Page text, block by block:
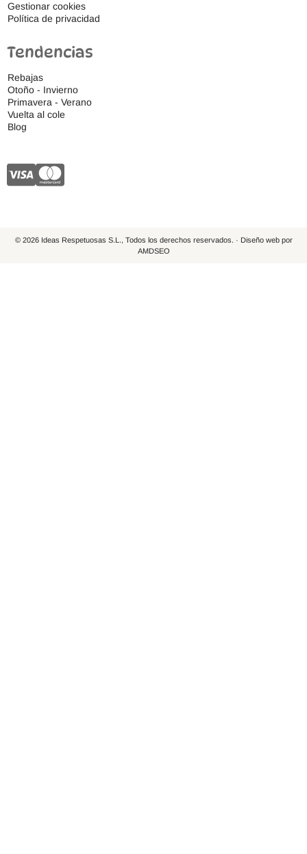
Gestionar cookies
Política de privacidad
Tendencias
Rebajas
Otoño - Invierno
Primavera - Verano
Vuelta al cole
Blog
© 2026 Ideas Respetuosas S.L., Todos los derechos reservados. · Diseño web por
AMDSEO